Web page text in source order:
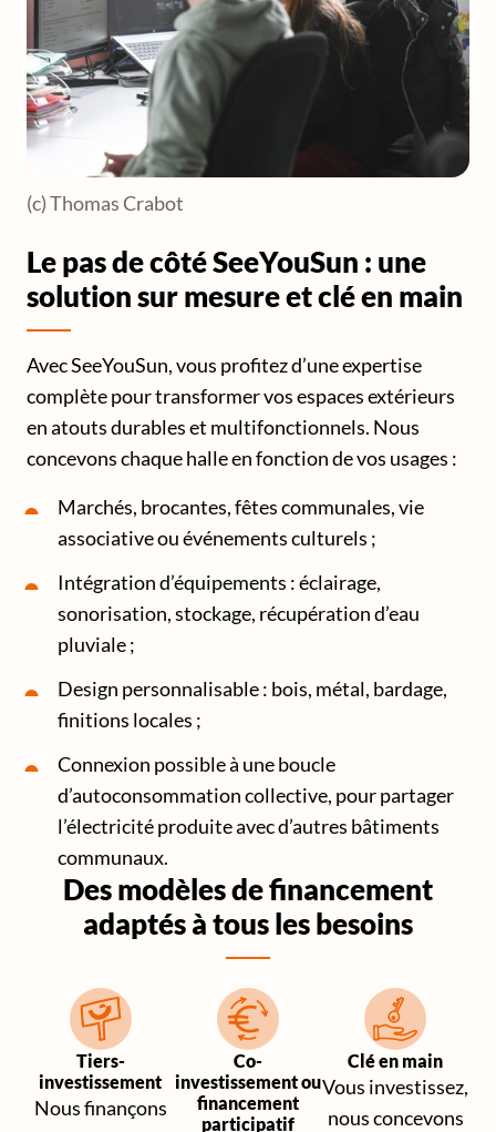
(c) Thomas Crabot
Le pas de côté SeeYouSun : une
solution sur mesure et clé en main
Avec SeeYouSun, vous profitez d’une expertise
complète pour transformer vos espaces extérieurs
en atouts durables et multifonctionnels. Nous
concevons chaque halle en fonction de vos usages :
Marchés, brocantes, fêtes communales, vie
associative ou événements culturels ;
Intégration d’équipements : éclairage,
sonorisation, stockage, récupération d’eau
pluviale ;
Design personnalisable : bois, métal, bardage,
finitions locales ;
Connexion possible à une boucle
d’autoconsommation collective, pour partager
l’électricité produite avec d’autres bâtiments
communaux.
Des modèles de financement
adaptés à tous les besoins
Tiers-
investissement
Nous finançons
Co-
investissement ou
financement
participatif
Clé en main
Vous investissez,
nous concevons